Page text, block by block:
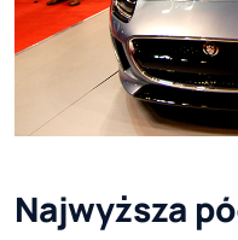
Najwyższa